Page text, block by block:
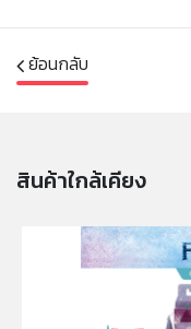
ระยิบระยับ และชุดยัง
• เหมาะเป็นของขวัญ
ภาพยนตร์ หรือจะปร
หมายเหตุ:
แพ็คเกจโดยร้านฯอา
ของผลิตภัณฑ์ที่แสด
การตั้งค่าการแสดง
ย้อนกลับ
สินค้าใกล้เคียง